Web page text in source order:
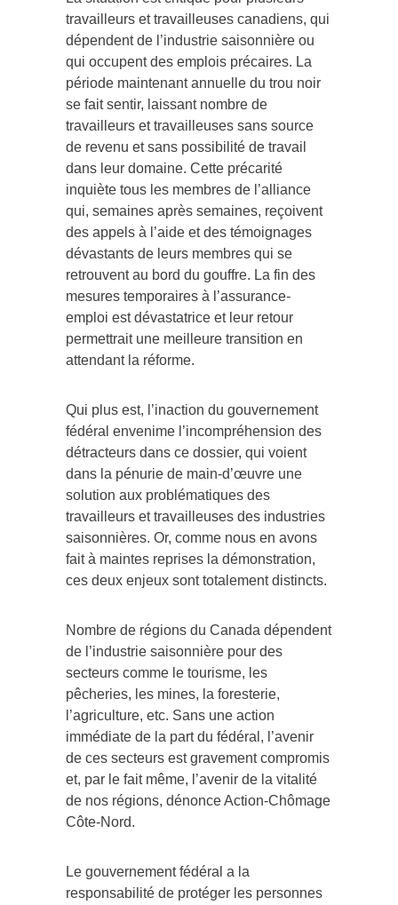
travailleurs et travailleuses canadiens, qui
dépendent de l’industrie saisonnière ou
qui occupent des emplois précaires. La
période maintenant annuelle du trou noir
se fait sentir, laissant nombre de
travailleurs et travailleuses sans source
de revenu et sans possibilité de travail
dans leur domaine. Cette précarité
inquiète tous les membres de l’alliance
qui, semaines après semaines, reçoivent
des appels à l’aide et des témoignages
dévastants de leurs membres qui se
retrouvent au bord du gouffre. La fin des
mesures temporaires à l’assurance-
emploi est dévastatrice et leur retour
permettrait une meilleure transition en
attendant la réforme.
Qui plus est, l’inaction du gouvernement
fédéral envenime l’incompréhension des
détracteurs dans ce dossier, qui voient
dans la pénurie de main-d’œuvre une
solution aux problématiques des
travailleurs et travailleuses des industries
saisonnières. Or, comme nous en avons
fait à maintes reprises la démonstration,
ces deux enjeux sont totalement distincts.
Nombre de régions du Canada dépendent
de l’industrie saisonnière pour des
secteurs comme le tourisme, les
pêcheries, les mines, la foresterie,
l’agriculture, etc. Sans une action
immédiate de la part du fédéral, l’avenir
de ces secteurs est gravement compromis
et, par le fait même, l’avenir de la vitalité
de nos régions, dénonce Action-Chômage
Côte-Nord.
Le gouvernement fédéral a la
responsabilité de protéger les personnes